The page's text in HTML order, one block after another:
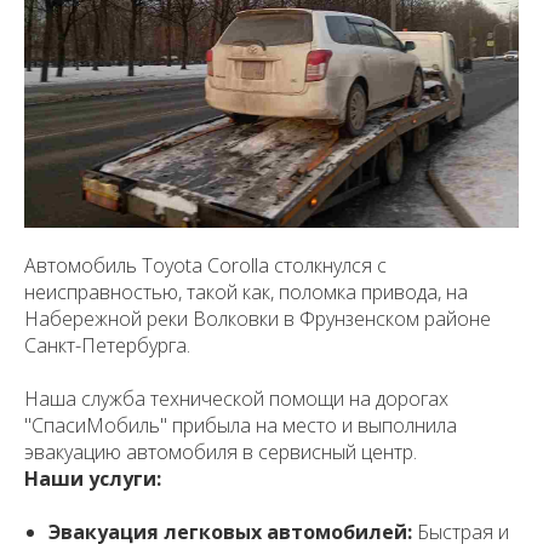
Автомобиль Toyota Corolla столкнулся с
неисправностью, такой как, поломка привода, на
Набережной реки Волковки в Фрунзенском районе
Санкт-Петербурга.
Наша служба технической помощи на дорогах
"СпасиМобиль" прибыла на место и выполнила
эвакуацию автомобиля в сервисный центр.
Наши услуги:
Эвакуация легковых автомобилей: Быстрая и